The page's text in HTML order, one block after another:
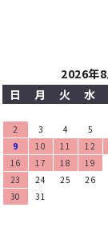
2026年8
日
月 火 水
2
3 4 5
9
10 11 12
16
17 18 19
23
24 25 26
30
31